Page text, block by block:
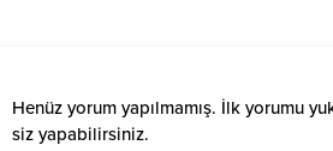
Henüz yorum yapılmamış. İlk yorumu
siz yapabilirsiniz.